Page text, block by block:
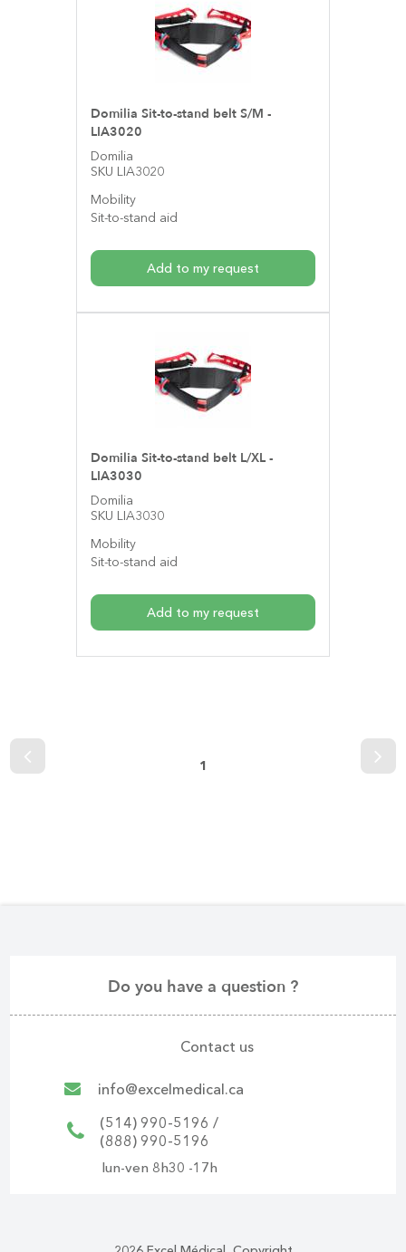
Domilia Sit-to-stand belt S/M -
LIA3020
Domilia
SKU LIA3020
Mobility
Sit-to-stand aid
Add to my request
Domilia Sit-to-stand belt L/XL -
LIA3030
Domilia
SKU LIA3030
Mobility
Sit-to-stand aid
Add to my request
1
Do you have a question ?
Contact us
info@excelmedical.ca
(514) 990-5196 /
(888) 990-5196
lun-ven 8h30 -17h